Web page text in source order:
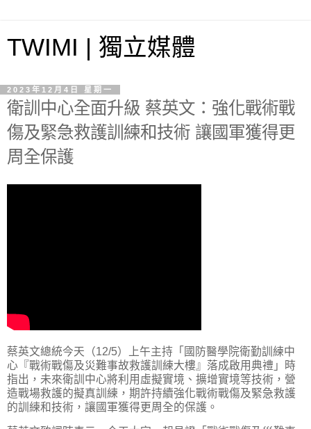
TWIMI | 獨立媒體
2023年12月4日 星期一
衛訓中心全面升級 蔡英文：強化戰術戰
傷及緊急救護訓練和技術 讓國軍獲得更
周全保護
蔡英文總統今天（12/5）上午主持「國防醫學院衛勤訓練中
心『戰術戰傷及災難事故救護訓練大樓』落成啟用典禮」時
指出，未來衛訓中心將利用虛擬實境、擴增實境等技術，營
造戰場救護的擬真訓練，期許持續強化戰術戰傷及緊急救護
的訓練和技術，讓國軍獲得更周全的保護。